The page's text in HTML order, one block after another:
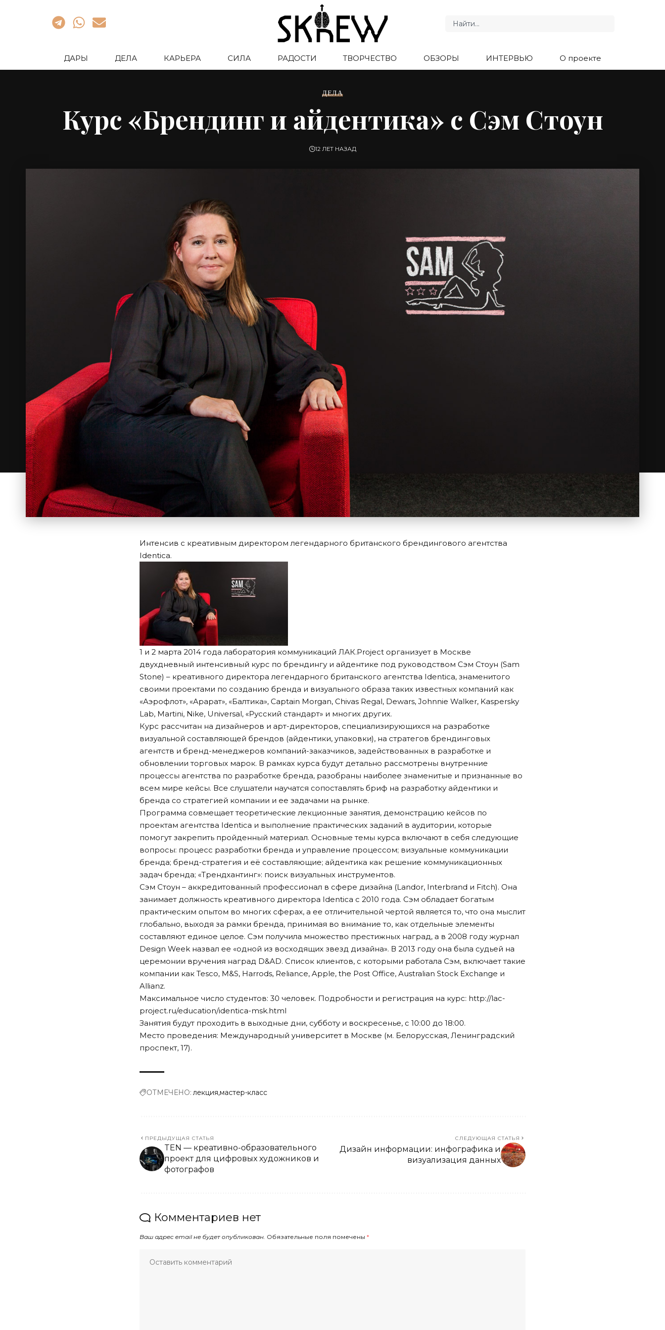
ДАРЫ ДЕЛА КАРЬЕРА СИЛА РАДОСТИ ТВОРЧЕСТВО ОБЗОРЫ ИНТЕРВЬЮ О проекте
ДЕЛА
Курс «Брендинг и айдентика» с Сэм Стоун
12 ЛЕТ НАЗАД
Интенсив с креативным директором легендарного британского брендингового агентства
Identica.
1 и 2 марта 2014 года лаборатория коммуникаций ЛАК.Project организует в Москве
двухдневный интенсивный курс по брендингу и айдентике под руководством Сэм Стоун (Sam
Stone) – креативного директора легендарного британского агентства Identica, знаменитого
своими проектами по созданию бренда и визуального образа таких известных компаний как
«Аэрофлот», «Арарат», «Балтика», Captain Morgan, Chivas Regal, Dewars, Johnnie Walker, Kaspersky
Lab, Martini, Nike, Universal, «Русский стандарт» и многих других.
Курс рассчитан на дизайнеров и арт-директоров, специализирующихся на разработке
визуальной составляющей брендов (айдентики, упаковки), на стратегов брендинговых
агентств и бренд-менеджеров компаний-заказчиков, задействованных в разработке и
обновлении торговых марок. В рамках курса будут детально рассмотрены внутренние
процессы агентства по разработке бренда, разобраны наиболее знаменитые и признанные во
всем мире кейсы. Все слушатели научатся сопоставлять бриф на разработку айдентики и
бренда со стратегией компании и ее задачами на рынке.
Программа совмещает теоретические лекционные занятия, демонстрацию кейсов по
проектам агентства Identica и выполнение практических заданий в аудитории, которые
помогут закрепить пройденный материал. Основные темы курса включают в себя следующие
вопросы: процесс разработки бренда и управление процессом; визуальные коммуникации
бренда; бренд-стратегия и её составляющие; айдентика как решение коммуникационных
задач бренда; «Трендхантинг»: поиск визуальных инструментов.
Сэм Стоун – аккредитованный профессионал в сфере дизайна (Landor, Interbrand и Fitch). Она
занимает должность креативного директора Identica с 2010 года. Сэм обладает богатым
практическим опытом во многих сферах, а ее отличительной чертой является то, что она мыслит
глобально, выходя за рамки бренда, принимая во внимание то, как отдельные элементы
составляют единое целое. Сэм получила множество престижных наград, а в 2008 году журнал
Design Week назвал ее «одной из восходящих звезд дизайна». В 2013 году она была судьей на
церемонии вручения наград D&AD. Список клиентов, с которыми работала Сэм, включает такие
компании как Tesco, M&S, Harrods, Reliance, Apple, the Post Office, Australian Stock Exchange и
Allianz.
Максимальное число студентов: 30 человек. Подробности и регистрация на курс: http://lac-
project.ru/education/identica-msk.html
Занятия будут проходить в выходные дни, субботу и воскресенье, с 10:00 до 18:00.
Место проведения: Международный университет в Москве (м. Белорусская, Ленинградский
проспект, 17).
ОТМЕЧЕНО: лекция мастер-класс
ПРЕДЫДУЩАЯ СТАТЬЯ
TEN — креативно-образовательного
проект для цифровых художников и
фотографов
СЛЕДУЮЩАЯ СТАТЬЯ
Дизайн информации: инфографика и
визуализация данных
Комментариев нет
Ваш адрес email не будет опубликован. Обязательные поля помечены *